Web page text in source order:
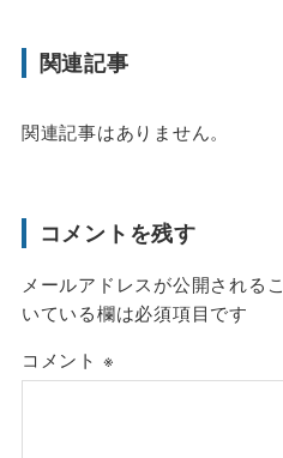
関連記事
関連記事はありません。
コメントを残す
メールアドレスが公開される
いている欄は必須項目です
コメント ※